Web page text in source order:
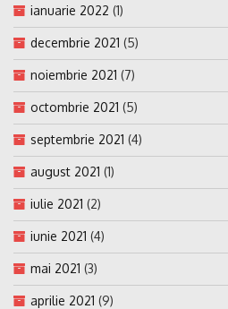
ianuarie 2022 (1)
decembrie 2021 (5)
noiembrie 2021 (7)
octombrie 2021 (5)
septembrie 2021 (4)
august 2021 (1)
iulie 2021 (2)
iunie 2021 (4)
mai 2021 (3)
aprilie 2021 (9)